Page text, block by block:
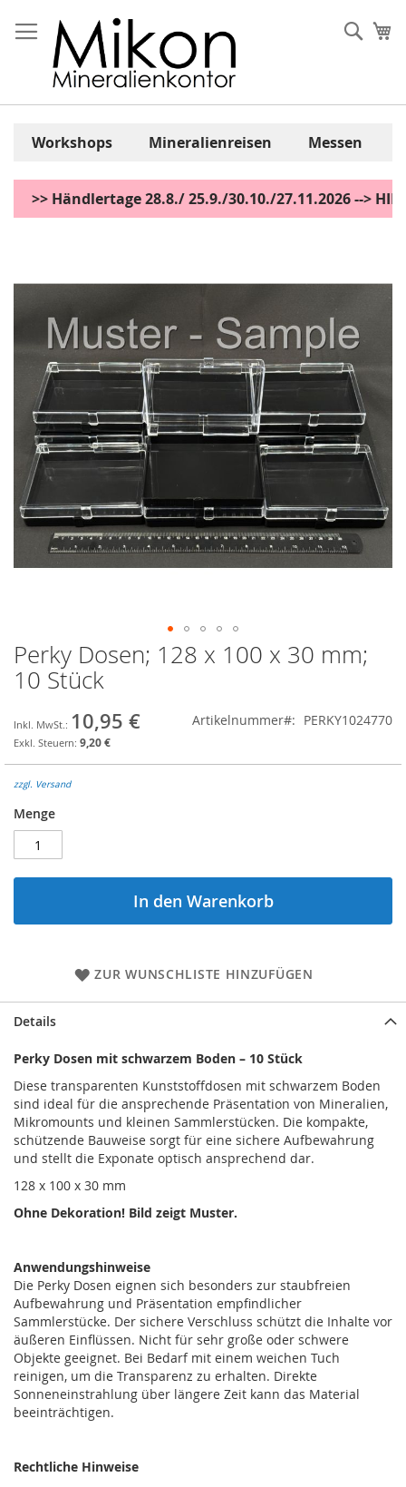
Inhalt
springen
Workshops Mineralienreisen Messen
>> Händlertage 28.8./ 25.9./30.10./27.11.2026 -->
der
springen
Zum
Anfang
der
springen
Perky Dosen; 128 x 100 x 30 mm;
10 Stück
10,95 €
9,20 €
Artikelnummer PERKY1024770
zzgl. Versand
Menge
In den Warenkorb
ZUR WUNSCHLISTE HINZUFÜGEN
Details
Perky Dosen mit schwarzem Boden – 10 Stück
Diese transparenten Kunststoffdosen mit schwarzem Boden
sind ideal für die ansprechende Präsentation von Mineralien,
Mikromounts und kleinen Sammlerstücken. Die kompakte,
schützende Bauweise sorgt für eine sichere Aufbewahrung
und stellt die Exponate optisch ansprechend dar.
128 x 100 x 30 mm
Ohne Dekoration! Bild zeigt Muster.
Anwendungshinweise
Die Perky Dosen eignen sich besonders zur staubfreien
Aufbewahrung und Präsentation empfindlicher
Sammlerstücke. Der sichere Verschluss schützt die Inhalte vor
äußeren Einflüssen. Nicht für sehr große oder schwere
Objekte geeignet. Bei Bedarf mit einem weichen Tuch
reinigen, um die Transparenz zu erhalten. Direkte
Sonneneinstrahlung über längere Zeit kann das Material
beeinträchtigen.
Rechtliche Hinweise